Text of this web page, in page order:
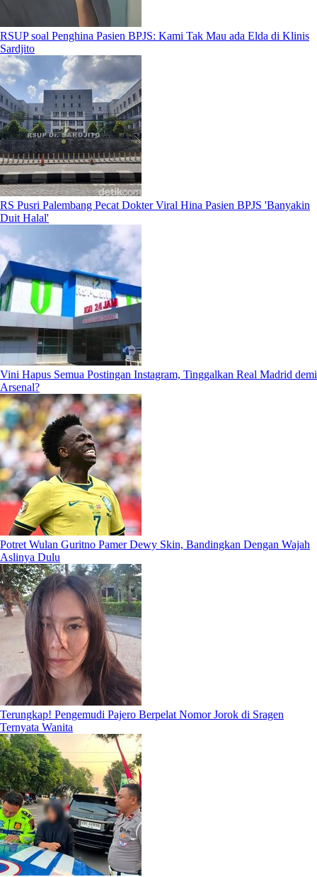
RSUP soal Penghina Pasien BPJS: Kami Tak Mau ada Elda di Klinis
Sardjito
RS Pusri Palembang Pecat Dokter Viral Hina Pasien BPJS 'Banyakin
Duit Halal'
Vini Hapus Semua Postingan Instagram, Tinggalkan Real Madrid demi
Arsenal?
Potret Wulan Guritno Pamer Dewy Skin, Bandingkan Dengan Wajah
Aslinya Dulu
Terungkap! Pengemudi Pajero Berpelat Nomor Jorok di Sragen
Ternyata Wanita